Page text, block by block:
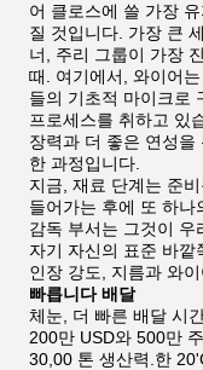
어 클로스에 쓸 가장
질 것입니다. 가장 큰
너, 주리 그룹이 가장
때. 여기에서, 와이어
들의 기초적 마이크로
프로세스를 취하고 있
장력과 더 좋은 연성을
한 과정입니다.
지금, 재료 단계는 준
들어가는 후에 또 하나
감독 부서는 그것이
자기 자신의 표준 바깥
인장 강도, 지름과 와
빠릅니다 배달
체눈, 더 빠른 배달 시
200만 USD와 500만
30,00 톤 생산력.한